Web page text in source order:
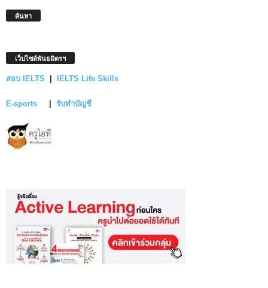
ค้นหา
เว็บไซต์พันธมิตรฯ
สอบ IELTS IELTS Life Skills
E-sports รับทำบัญชี